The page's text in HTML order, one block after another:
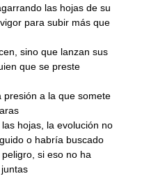
las hojas de su
para subir más que
sino que lanzan sus
que se preste
a la que somete
hojas, la evolución no
o habría buscado
si eso no ha